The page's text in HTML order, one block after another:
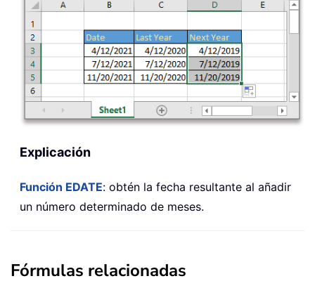
Explicación
Función EDATE: obtén la fecha resultante al añadir
un número determinado de meses.
Fórmulas relacionadas